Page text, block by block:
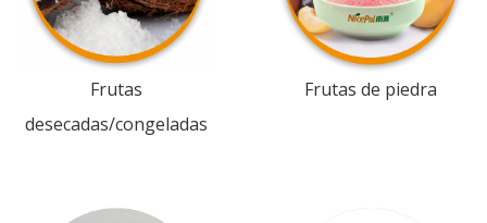
Frutas
desecadas/congeladas
Frutas de piedra